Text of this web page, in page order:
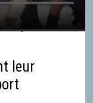
leur